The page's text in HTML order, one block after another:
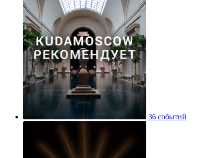
36 событий